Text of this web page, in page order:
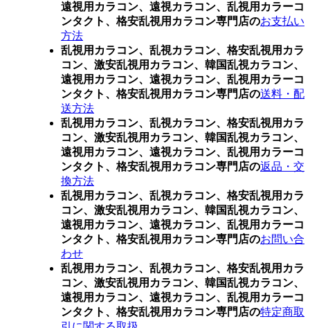
遠視用カラコン、遠視カラコン、乱視用カラーコ
ンタクト、格安乱視用カラコン専門店のお支払い
方法
乱視用カラコン、乱視カラコン、格安乱視用カラ
コン、激安乱視用カラコン、韓国乱視カラコン、
遠視用カラコン、遠視カラコン、乱視用カラーコ
ンタクト、格安乱視用カラコン専門店の送料・配
送方法
乱視用カラコン、乱視カラコン、格安乱視用カラ
コン、激安乱視用カラコン、韓国乱視カラコン、
遠視用カラコン、遠視カラコン、乱視用カラーコ
ンタクト、格安乱視用カラコン専門店の返品・交
換方法
乱視用カラコン、乱視カラコン、格安乱視用カラ
コン、激安乱視用カラコン、韓国乱視カラコン、
遠視用カラコン、遠視カラコン、乱視用カラーコ
ンタクト、格安乱視用カラコン専門店のお問い合
わせ
乱視用カラコン、乱視カラコン、格安乱視用カラ
コン、激安乱視用カラコン、韓国乱視カラコン、
遠視用カラコン、遠視カラコン、乱視用カラーコ
ンタクト、格安乱視用カラコン専門店の特定商取